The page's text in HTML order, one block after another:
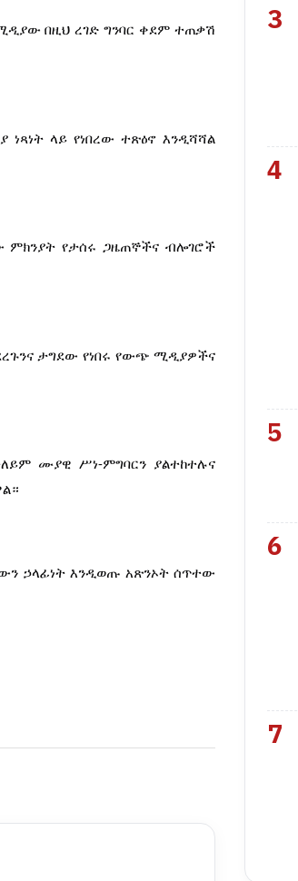
በዚህ ረገድ ግንባር ቀደም ተጠቃሽ
ላይ የነበረው ተጽዕኖ እንዲሻሻል
ምክንያት የታሰሩ ጋዜጠኞችና ብሎገሮች
ታግደው የነበሩ የውጭ ሚዲያዎችና
ሙያዊ ሥነ-ምግባርን ያልተከተሉና
ኃላፊነት እንዲወጡ አጽንኦት ሰጥተው
3
4
5
6
7